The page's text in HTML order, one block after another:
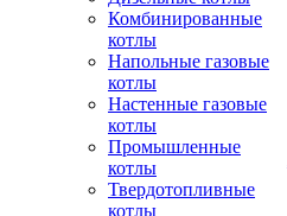
Комбинированные
котлы
Напольные газовые
котлы
Настенные газовые
котлы
Промышленные
котлы
Твердотопливные
котлы